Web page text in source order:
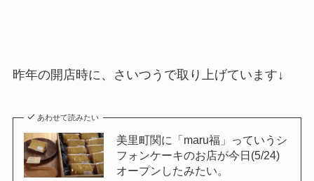
昨年の開店時に、さいつうで取り上げています↓
あわせて読みたい
美里町関に「maru福」っていうシ
フォンケーキのお店が今日(5/24)
オープンしたみたい。